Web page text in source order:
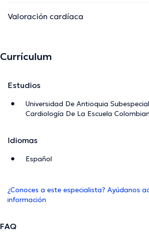
Valoración cardíaca
Currículum
Estudios
Universidad De Antioquia
Cardiología De La Escuela
Idiomas
Español
¿Conoces a este especialista? Ayúdanos
información
FAQ